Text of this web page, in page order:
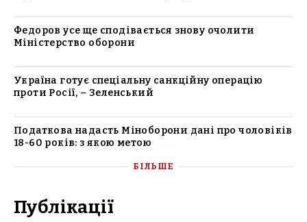
Федоров усе ще сподівається знову очолити
Міністерство оборони
Україна готує спеціальну санкційну операцію
проти Росії, – Зеленський
Податкова надасть Міноборони дані про чоловіків
18-60 років: з якою метою
БІЛЬШЕ
Публікації